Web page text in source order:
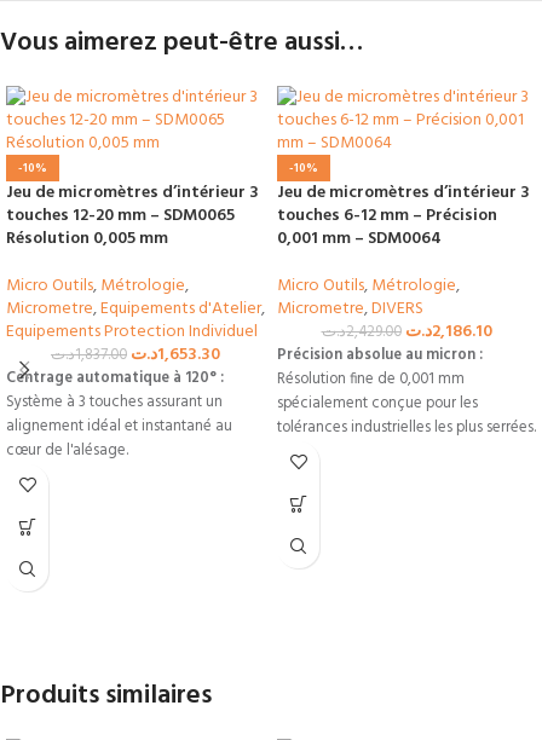
Vous aimerez peut-être aussi…
-10%
Jeu de micromètres d’intérieur 3
touches 12-20 mm – SDM0065
Résolution 0,005 mm
Micro Outils,Métrologie,
Micrometre,Equipements d'Atelier,
Equipements Protection Individuel
1,837.00د.ت 1,653.30د.ت
Centrage automatique à 120° :
Système à 3 touches assurant un
alignement idéal et instantané au
cœur de l'alésage.
Mesure en profondeur (150 mm) :
150 mm pour contrôler les alésages
profonds sans fléchissement.
Pack traçabilité complet :Fourni
-10%
Jeu de micromètres d’intérieur 3
touches 6-12 mm – Précision
0,001 mm – SDM0064
Micro Outils,Métrologie,
Micrometre,DIVERS
2,429.00د.ت 2,186.10د.ت
Précision absolue au micron :
Résolution fine de 0,001 mm
spécialement conçue pour les
tolérances industrielles les plus serrées.
Kit complet 3-en-1 :
modules d'alésomètres
complémentaires.
Produits similaires